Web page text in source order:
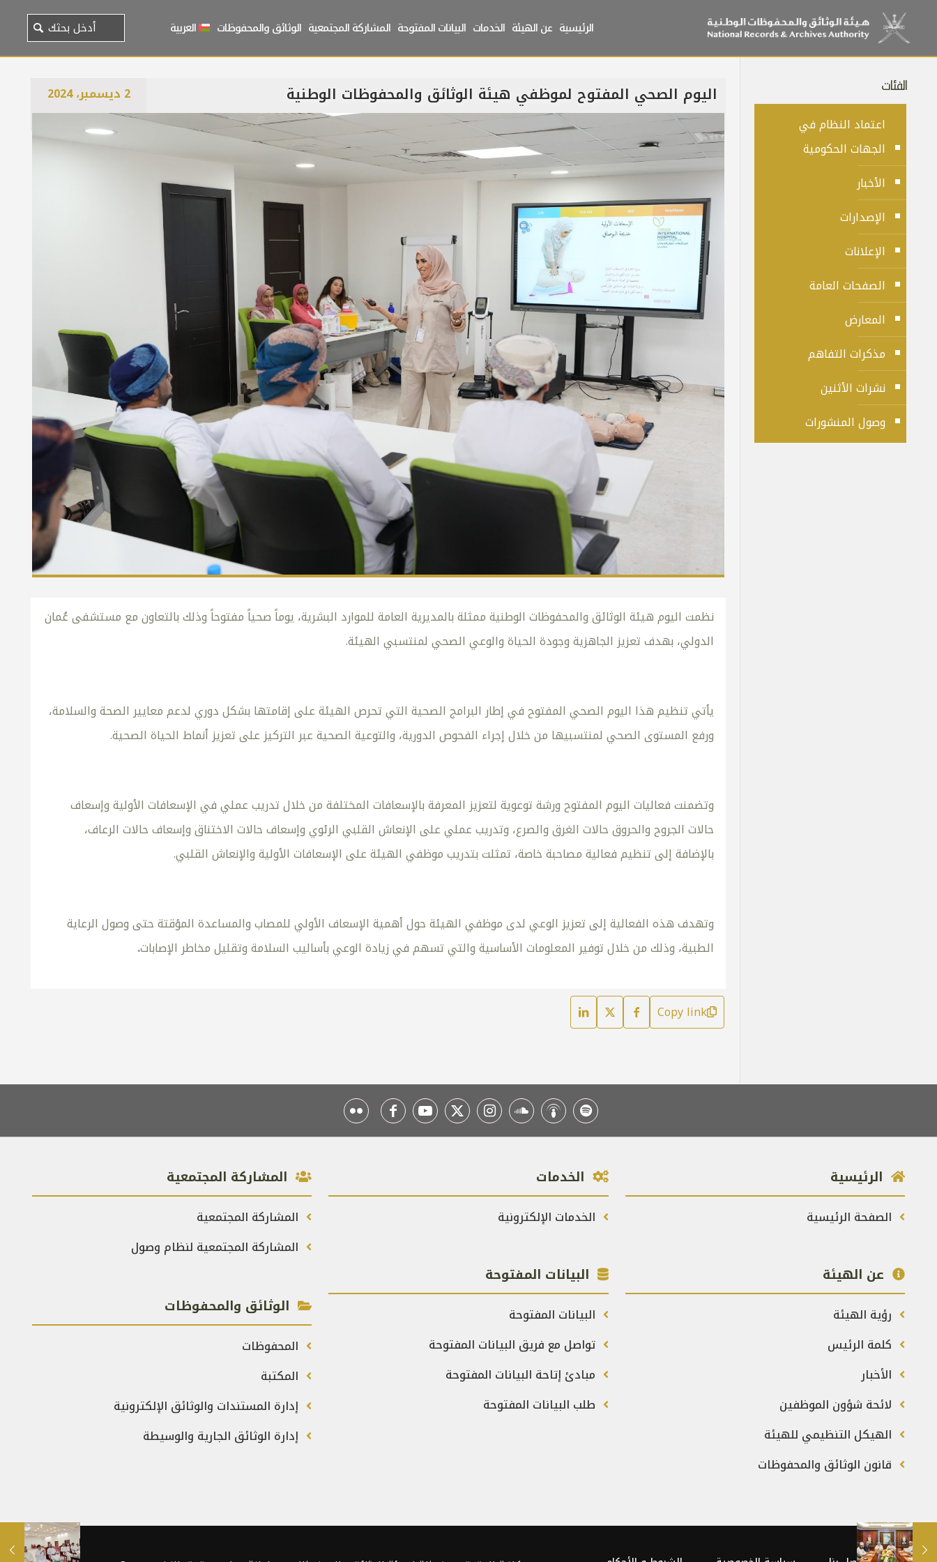
الرئيسية عن الهيئة الخدمات البيانات المفتوحة المشاركة المجتمعية الوثائق والمحفوظات العربية
اليوم الصحي المفتوح لموظفي هيئة الوثائق والمحفوظات الوطنية 2 ديسمبر، 2024
نظمت اليوم هيئة الوثائق والمحفوظات الوطنية ممثلة بالمديرية العامة للموارد البشرية، يوماً صحياً مفتوحاً وذلك بالتعاون مع مستشفى عُمان
الدولي، بهدف تعزيز الجاهزية وجودة الحياة والوعي الصحي لمنتسبي الهيئة.
يأتي تنظيم هذا اليوم الصحي المفتوح في إطار البرامج الصحية التي تحرص الهيئة على إقامتها بشكل دوري لدعم معايير الصحة والسلامة،
ورفع المستوى الصحي لمنتسبيها من خلال إجراء الفحوص الدورية، والتوعية الصحية عبر التركيز على تعزيز أنماط الحياة الصحية.
وتضمنت فعاليات اليوم المفتوح ورشة توعوية لتعزيز المعرفة بالإسعافات المختلفة من خلال تدريب عملي في الإسعافات الأولية وإسعاف
حالات الجروح والحروق حالات الغرق والصرع، وتدريب عملي على الإنعاش القلبي الرئوي وإسعاف حالات الاختناق وإسعاف حالات الرعاف،
بالإضافة إلى تنظيم فعالية مصاحبة خاصة، تمثلت بتدريب موظفي الهيئة على الإسعافات الأولية والإنعاش القلبي.
وتهدف هذه الفعالية إلى تعزيز الوعي لدى موظفي الهيئة حول أهمية الإسعاف الأولي للمصاب والمساعدة المؤقتة حتى وصول الرعاية
الطبية، وذلك من خلال توفير المعلومات الأساسية والتي تسهم في زيادة الوعي بأساليب السلامة وتقليل مخاطر الإصابات.
Copy link
الفئات
اعتماد النظام في
الجهات الحكومية
الأخبار
الإصدارات
الإعلانات
الصفحات العامة
المعارض
مذكرات التفاهم
نشرات الأثنين
وصول المنشورات
الرئيسية
الصفحة الرئيسية
عن الهيئة
رؤية الهيئة
كلمة الرئيس
الأخبار
لائحة شؤون الموظفين
الهيكل التنظيمي للهيئة
قانون الوثائق والمحفوظات
الخدمات
الخدمات الإلكترونية
البيانات المفتوحة
البيانات المفتوحة
تواصل مع فريق البيانات المفتوحة
مبادئ إتاحة البيانات المفتوحة
طلب البيانات المفتوحة
المشاركة المجتمعية
المشاركة المجتمعية
المشاركة المجتمعية لنظام وصول
الوثائق والمحفوظات
المحفوظات
المكتبة
إدارة المستندات والوثائق الإلكترونية
إدارة الوثائق الجارية والوسيطة